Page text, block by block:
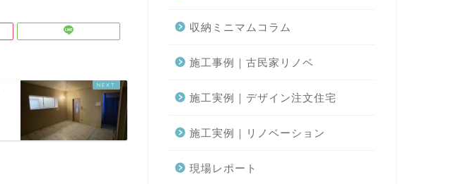
収納ミニマムコラム
施工事例｜古民家リノベ
施工実例｜デザイン注文住宅
施工実例｜リノベーション
現場レポート